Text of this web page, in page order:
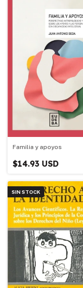
Familia y apoyos
$14.93 USD
SIN STOCK